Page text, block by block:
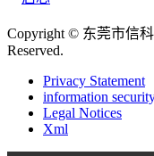
Copyright © 东莞市信
Reserved.
Privacy Statement
information
Legal Notices
Xml